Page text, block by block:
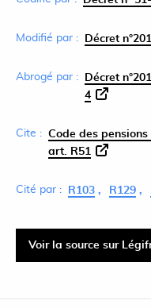
Modifié par : Décret
Abrogé par :
Décret
4
Cite : Code des
art. R51
Cité par : R103 R129
Voir la source sur